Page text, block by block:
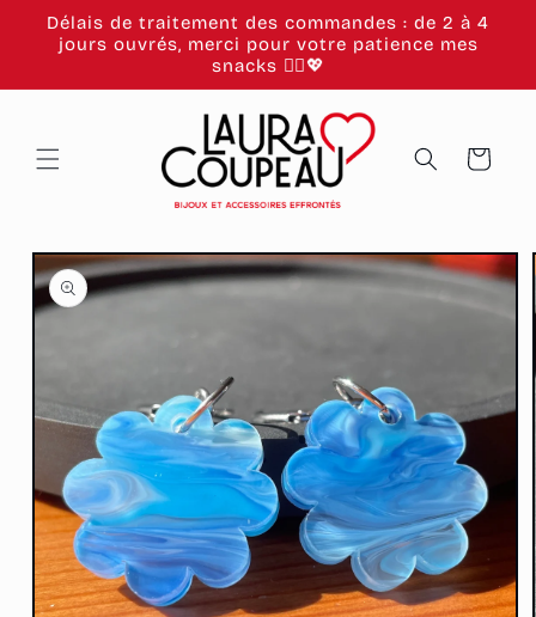
passer
Délais de traitement des commandes : de 2 à 4
jours ouvrés, merci pour votre patience mes
snacks 🙂‍↕️💖
Panier
Passer aux
informations
produits